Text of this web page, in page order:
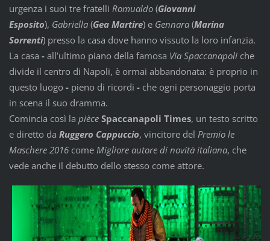
urgenza i suoi tre fratelli Romualdo(Giovanni
Esposito), Gabriella(Gea Martire) e Gennara(Marina
Sorrenti) presso la casa dove hanno vissuto la loro infanzia.
La casa -all’ultimo piano della famosa Via Spaccanapoliche
divide il centro di Napoli, è ormai abbandonata: è proprio in
questo luogo -pieno di ricordi -che ogni personaggio porta
in scena il suo dramma.
Comincia così la pièce Spaccanapoli Times, un testo scritto
e diretto da Ruggero Cappuccio, vincitore del Premio le
Maschere 2016come Migliore autore di novità italiana, che
vede anche il debutto dello stesso come attore.